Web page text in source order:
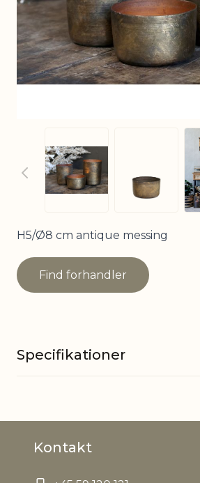
View larger image
View
H5/Ø8 cm antique messing
Find forhandler
Specifikationer
Passer til
Kontakt